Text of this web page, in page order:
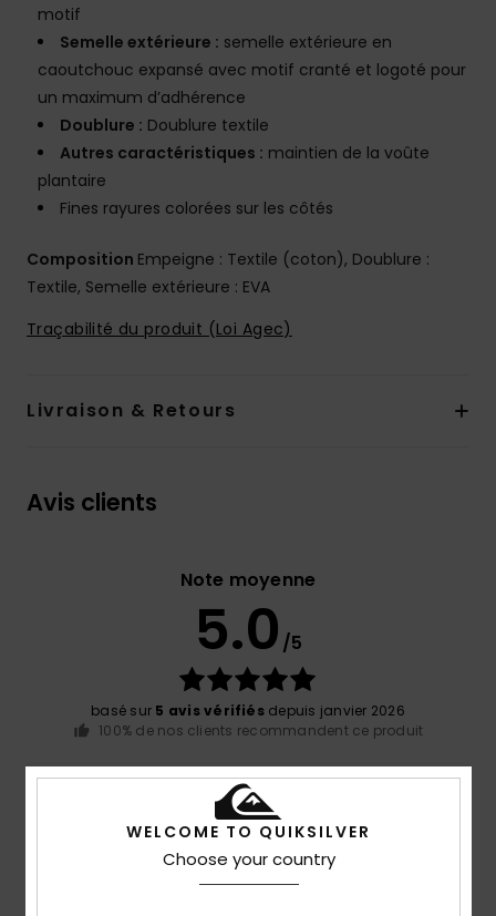
motif
Semelle extérieure : semelle extérieure en
caoutchouc expansé avec motif cranté et logoté pour
un maximum d’adhérence
Doublure : Doublure textile
Autres caractéristiques : maintien de la voûte
plantaire
Fines rayures colorées sur les côtés
Composition Empeigne : Textile (coton), Doublure :
Textile, Semelle extérieure : EVA
Traçabilité du produit (Loi Agec)
Livraison & Retours
Avis clients
Note moyenne
5.0 /5
basé sur 5 avis vérifiésdepuis janvier 2026
100% de nos clients recommandent ce produit
Rapport qualité / prix
WELCOME TO QUIKSILVER
Choose your country